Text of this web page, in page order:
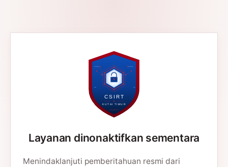
Layanan dinonaktifkan sementara
Menindaklanjuti pemberitahuan resmi dari